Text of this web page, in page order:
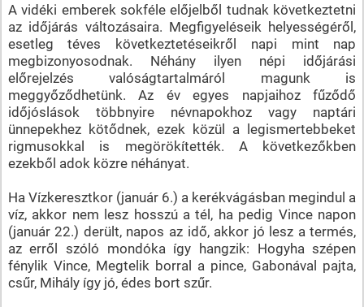
A vidéki emberek sokféle előjelből tudnak következtetni
az időjárás változásaira. Megfigyeléseik helyességéről,
esetleg téves következtetéseikről napi mint nap
megbizonyosodnak. Néhány ilyen népi időjárási
előrejelzés valóságtartalmáról magunk is
meggyőződhetünk. Az év egyes napjaihoz fűződő
időjóslások többnyire névnapokhoz vagy naptári
ünnepekhez kötődnek, ezek közül a legismertebbeket
rigmusokkal is megörökítették. A következőkben
ezekből adok közre néhányat.
Ha Vízkeresztkor (január 6.) a kerékvágásban megindul a
víz, akkor nem lesz hosszú a tél, ha pedig Vince napon
(január 22.) derült, napos az idő, akkor jó lesz a termés,
az erről szóló mondóka így hangzik: Hogyha szépen
fénylik Vince, Megtelik borral a pince, Gabonával pajta,
csűr, Mihály így jó, édes bort szűr.